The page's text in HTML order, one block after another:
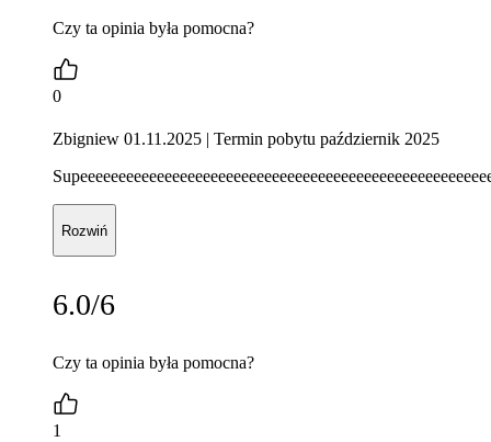
Czy ta opinia była pomocna?
0
Zbigniew 01.11.2025 | Termin pobytu październik 2025
Rozwiń
6.0/6
Czy ta opinia była pomocna?
1